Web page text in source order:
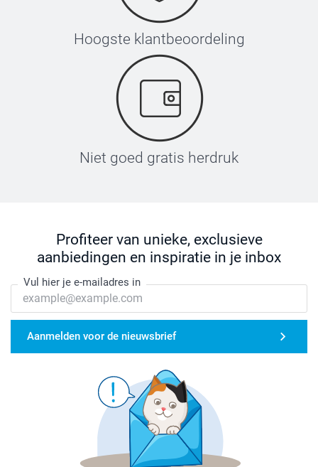
Hoogste klantbeoordeling
Niet goed gratis herdruk
Profiteer van unieke, exclusieve
aanbiedingen en inspiratie in je inbox
Vul hier je e-mailadres in
Aanmelden voor de nieuwsbrief